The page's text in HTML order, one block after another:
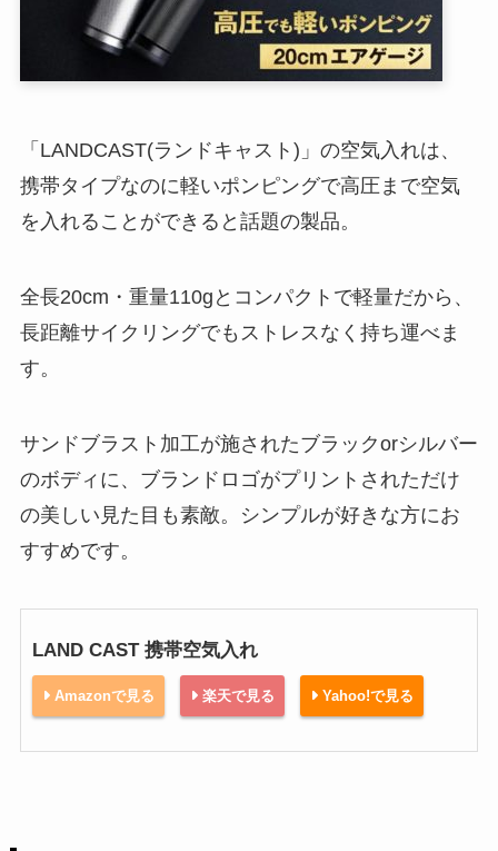
「LANDCAST(ランドキャスト)」の空気入れは、
携帯タイプなのに軽いポンピングで高圧まで空気
を入れることができると話題の製品。
全長20cm・重量110gとコンパクトで軽量だから、
長距離サイクリングでもストレスなく持ち運べま
す。
サンドブラスト加工が施されたブラックorシルバー
のボディに、ブランドロゴがプリントされただけ
の美しい見た目も素敵。シンプルが好きな方にお
すすめです。
LAND CAST 携帯空気入れ
Amazonで見る 楽天で見る Yahoo!で見る